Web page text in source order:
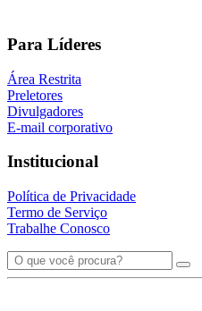
Para Líderes
Área Restrita
Preletores
Divulgadores
E-mail corporativo
Institucional
Política de Privacidade
Termo de Serviço
Trabalhe Conosco